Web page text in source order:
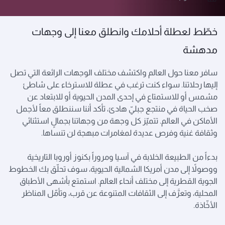
خطّط لعطلة أحلامك وانطلق معنا إلى وجهات
مدهشة
سافر معنا حول العالم واكتشف مختلف الوجهات الرائعة التي تصل
إليها رحلاتنا. سواء كنت ترغب في عطلة للاسترخاء على شاطئ
مشمس أو للاستمتاع في إحدى المدن الحيوية أو للابتعاد عن
صخب الحياة في منتجع جبليّ هادئ، تأكد أننا سننطلق معاً لأجمل
الأماكن في العالم. تتميّز كل وجهة من وجهاتنا بجمالٍ استثنائي
وثقافة غنية وفرص عديدة لمغامرات مبهجة لن تنساها.
بدءاً من الطبيعة الخلابة في آسيا ومروراً بكنوز أوروبا التاريخية
ووصولاً إلى مدن أمريكا الشمالية الحيوية، سوف تحلّق بك الخطوط
الجوية القطرية إلى مختلف أنحاء العالم. استمتع بأشهى الأطباق
المحلية، وتعرَّف إلى الثقافات المتنوعة عن قرب، وتأمّل المناظر
الأخّاذة.